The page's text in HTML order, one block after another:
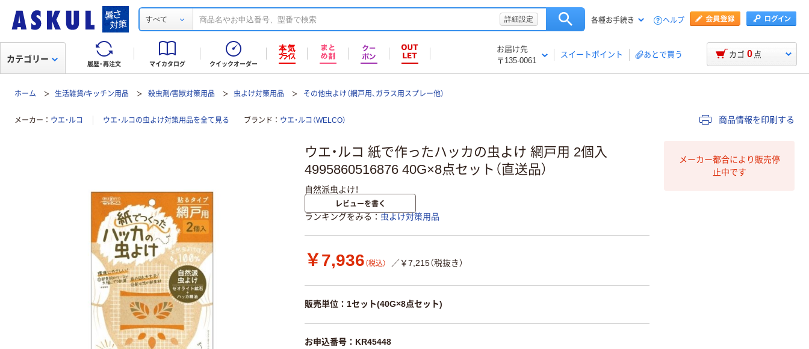
すべて 詳細設定 各種お手続き ヘルプ
履歴・再注文 マイカタログ クイックオーダー
お届け先
〒135-0061
スイートポイント あとで買う
カテゴリー カゴ 0 点
ホーム 生活雑貨/キッチン用品 殺虫剤/害獣対策用品 虫よけ対策用品 その他虫よけ（網戸用、ガラス用スプレー他）
メーカー ウエ・ルコ ウエ・ルコの虫よけ対策用品を全て見る ブランド ウエ・ルコ（WELCO） 商品情報を印刷する
ウエ・ルコ 紙で作ったハッカの虫よけ 網戸用 2個入
4995860516876 40G×8点セット（直送品）
自然派虫よけ！
レビューを書く
ランキングをみる 虫よけ対策用品
￥7,936 （税込） ／￥7,215（税抜き）
販売単位：1セット(40G×8点セット)
お申込番号：KR45448
メーカー都合により販売停
止中です